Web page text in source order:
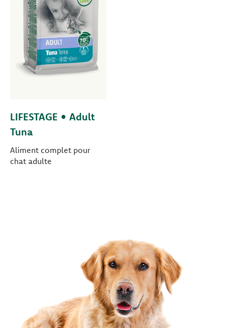
LIFESTAGE • Adult
Tuna
Aliment complet pour
chat adulte